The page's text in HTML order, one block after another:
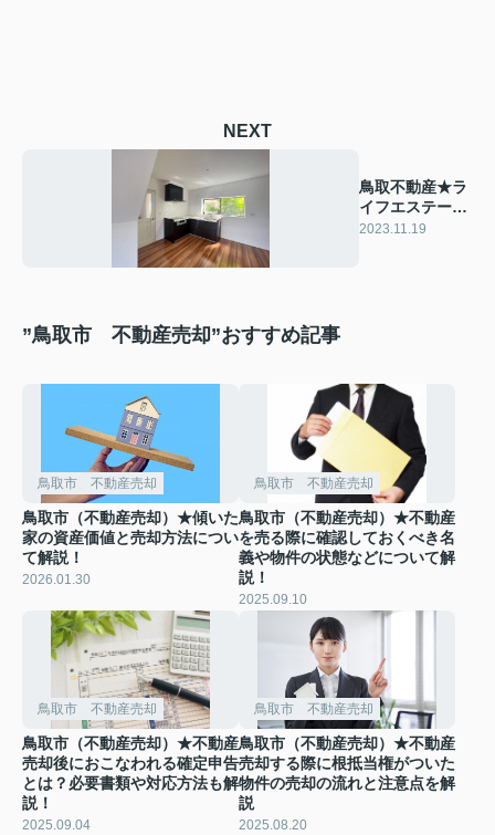
NEXT
鳥取不動産★ラ
イフエステー
ト 価格改定の
2023.11.19
”鳥取市 不動産売却”おすすめ記事
鳥取市 不動産売却
鳥取市（不動産売却）★傾いた
家の資産価値と売却方法につい
て解説！
2026.01.30
鳥取市 不動産売却
鳥取市（不動産売却）★不動産
を売る際に確認しておくべき名
義や物件の状態などについて解
説！
2025.09.10
鳥取市 不動産売却
鳥取市（不動産売却）★不動産
売却後におこなわれる確定申告
とは？必要書類や対応方法も解
説！
2025.09.04
鳥取市 不動産売却
鳥取市（不動産売却）★不動産
売却する際に根抵当権がついた
物件の売却の流れと注意点を解
説
2025.08.20